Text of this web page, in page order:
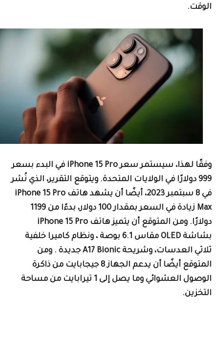
وفقًا لهذا، سيستمر سعر iPhone 15 Pro في البدء بسعر
999 دولارًا في الولايات المتحدة. ويتوقع التقرير، الذي نُشر
في 8 سبتمبر 2023، أيضًا أن يشهد هاتف iPhone 15 Pro
Max زيادة في السعر بمقدار 100 دولار، بدءًا من 1199
دولارًا. ومن المتوقع أن يتميز هاتف iPhone 15 Pro
بشاشة OLED مقاس 6.1 بوصة ، ونظام كاميرا خلفية
ثلاثي العدسات، وشريحة A17 Bionic جديدة . ومن
المتوقع أيضًا أن يدعم الجهاز 8 جيجابايت من ذاكرة
الوصول العشوائي وما يصل إلى 1 تيرابايت من مساحة